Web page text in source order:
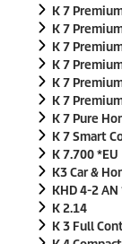
K 7
K 7
K 7
K 7
K 7
K 7
K 7 Pure
K 7 Smart
K 7.700 *EU
K3 Car &
KHD 4-2 AN
K 2.14
K 3 Full